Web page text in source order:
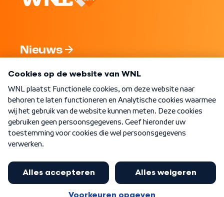
Nieuws
Nieuwsbrief
Word Lid